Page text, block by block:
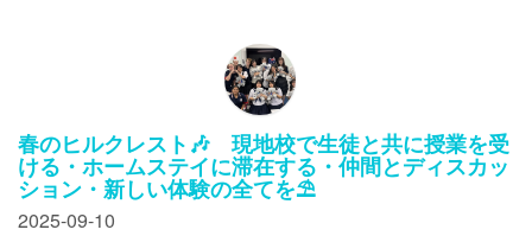
春のヒルクレスト🎶 現地校で生徒と共に授業を受
ける・ホームステイに滞在する・仲間とディスカッ
ション・新しい体験の全てを⛱️
2025-09-10